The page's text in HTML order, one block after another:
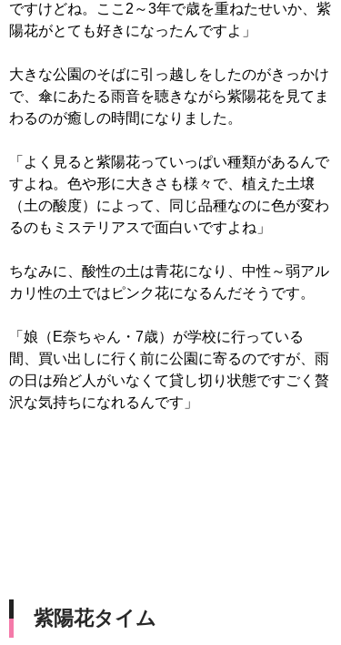
ですけどね。ここ2～3年で歳を重ねたせいか、紫
陽花がとても好きになったんですよ」
大きな公園のそばに引っ越しをしたのがきっかけ
で、傘にあたる雨音を聴きながら紫陽花を見てま
わるのが癒しの時間になりました。
「よく見ると紫陽花っていっぱい種類があるんで
すよね。色や形に大きさも様々で、植えた土壌
（土の酸度）によって、同じ品種なのに色が変わ
るのもミステリアスで面白いですよね」
ちなみに、酸性の土は青花になり、中性～弱アル
カリ性の土ではピンク花になるんだそうです。
「娘（E奈ちゃん・7歳）が学校に行っている
間、買い出しに行く前に公園に寄るのですが、雨
の日は殆ど人がいなくて貸し切り状態ですごく贅
沢な気持ちになれるんです」
紫陽花タイム